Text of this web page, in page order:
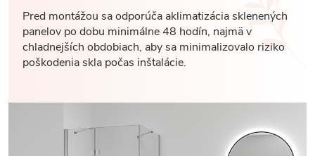
Pred montážou sa odporúča aklimatizácia sklenených
panelov po dobu minimálne 48 hodín, najmä v
chladnejších obdobiach, aby sa minimalizovalo riziko
poškodenia skla počas inštalácie.